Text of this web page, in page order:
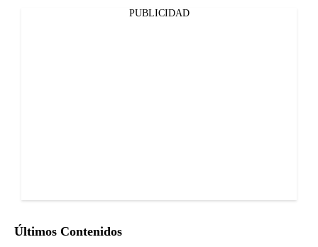
PUBLICIDAD
Últimos Contenidos